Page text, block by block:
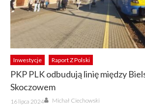
Inwestycje Raport Z Polski
PKP PLK odbudują linię między
Skoczowem
Posted
on
16 lipca 2024 Author
Michał Ciechowski